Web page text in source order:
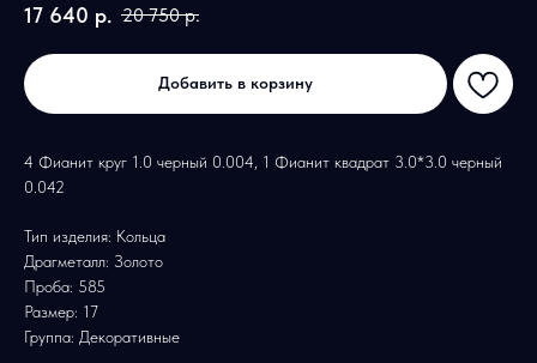
17 640 р. 20 750 р.
Добавить в корзину
4 Фианит круг 1.0 черный 0.004, 1 Фианит квадрат 3.0*3.0 черный
0.042
Тип изделия: Кольца
Драгметалл: Золото
Проба: 585
Размер: 17
Группа: Декоративные